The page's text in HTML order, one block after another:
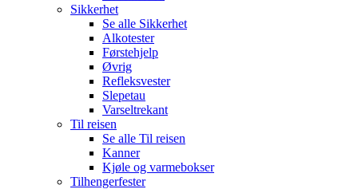
Sikkerhet
Se alle Sikkerhet
Alkotester
Førstehjelp
Øvrig
Refleksvester
Slepetau
Varseltrekant
Til reisen
Se alle Til reisen
Kanner
Kjøle og varmebokser
Tilhengerfester